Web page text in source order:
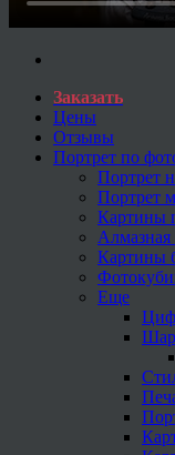
Заказать
Цены
Отзывы
Портрет по
Портрет
Портрет
Картины
Алмазная
Картины
Еще